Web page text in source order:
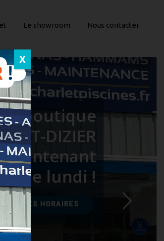
Le showroom Nous contacter
La boutique
DIZIER
le lundi !
LES HORAIRES
X